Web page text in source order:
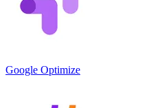
Google Optimize